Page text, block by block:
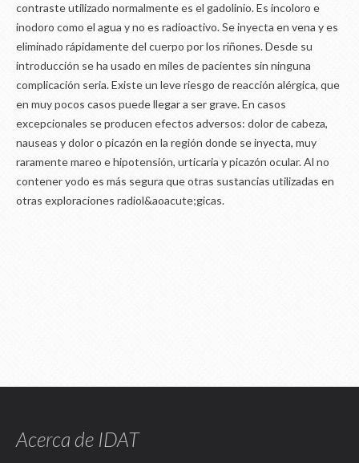
contraste utilizado normalmente es el gadolinio. Es incoloro e
inodoro como el agua y no es radioactivo. Se inyecta en vena y es
eliminado rápidamente del cuerpo por los riñones. Desde su
introducción se ha usado en miles de pacientes sin ninguna
complicación seria. Existe un leve riesgo de reacción alérgica, que
en muy pocos casos puede llegar a ser grave. En casos
excepcionales se producen efectos adversos: dolor de cabeza,
nauseas y dolor o picazón en la región donde se inyecta, muy
raramente mareo e hipotensión, urticaria y picazón ocular. Al no
contener yodo es más segura que otras sustancias utilizadas en
otras exploraciones radiol&aoacute;gicas.
Acerca de IDAT